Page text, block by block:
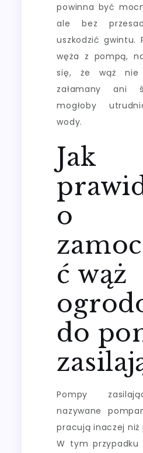
powinna być
ale bez
uszkodzić gwintu.
węża z pompą,
się, że wąż nie
załamany ani
mogłoby
wody.
Jak
o
ć wąż
do
Pompy
nazywane
pracują inaczej niż
W tym przypadku